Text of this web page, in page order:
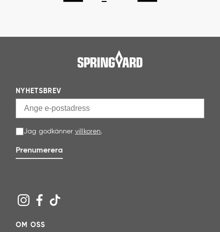
NYHETSBREV
Jag godkänner villkoren.
Prenumerera
OM OSS